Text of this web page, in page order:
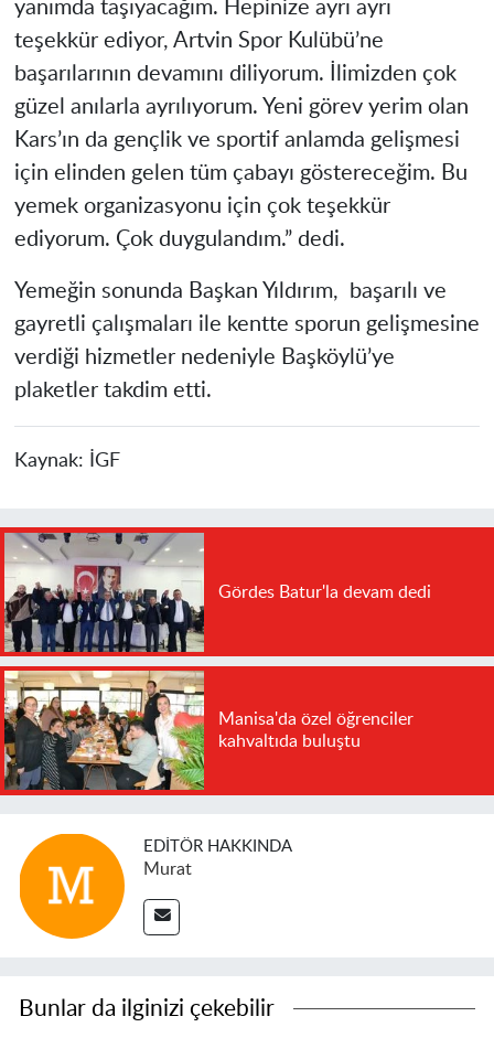
yanımda taşıyacağım. Hepinize ayrı ayrı
teşekkür ediyor, Artvin Spor Kulübü’ne
başarılarının devamını diliyorum. İlimizden çok
güzel anılarla ayrılıyorum. Yeni görev yerim olan
Kars’ın da gençlik ve sportif anlamda gelişmesi
için elinden gelen tüm çabayı göstereceğim. Bu
yemek organizasyonu için çok teşekkür
ediyorum. Çok duygulandım.” dedi.
Yemeğin sonunda Başkan Yıldırım, başarılı ve
gayretli çalışmaları ile kentte sporun gelişmesine
verdiği hizmetler nedeniyle Başköylü’ye
plaketler takdim etti.
Kaynak: İGF
Gördes Batur'la devam dedi
Manisa'da özel öğrenciler
kahvaltıda buluştu
EDITÖR HAKKINDA
Murat
Bunlar da ilginizi çekebilir